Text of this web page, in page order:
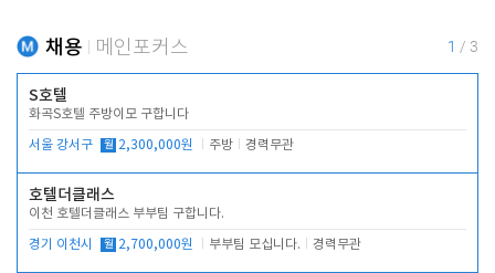
채용 메인포커스 1 / 3
S호텔
화곡S호텔 주방이모 구합니다
서울 강서구 월 2,300,000원 주방 경력무관
호텔더클래스
이천 호텔더클래스 부부팀 구합니다.
경기 이천시 월 2,700,000원 부부팀 모십니다. 경력무관